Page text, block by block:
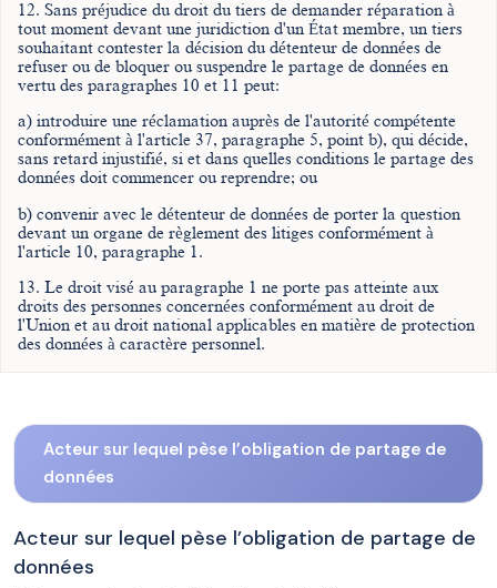
12. Sans préjudice du droit du tiers de demander réparation à
tout moment devant une juridiction d'un État membre, un tiers
souhaitant contester la décision du détenteur de données de
refuser ou de bloquer ou suspendre le partage de données en
vertu des paragraphes 10 et 11 peut:
a) introduire une réclamation auprès de l'autorité compétente
conformément à l'article 37, paragraphe 5, point b), qui décide,
sans retard injustifié, si et dans quelles conditions le partage des
données doit commencer ou reprendre; ou
b) convenir avec le détenteur de données de porter la question
devant un organe de règlement des litiges conformément à
l'article 10, paragraphe 1.
13. Le droit visé au paragraphe 1 ne porte pas atteinte aux
droits des personnes concernées conformément au droit de
l'Union et au droit national applicables en matière de protection
des données à caractère personnel.
Acteur sur lequel pèse l’obligation de partage de
données
Acteur sur lequel pèse l’obligation de partage de
données